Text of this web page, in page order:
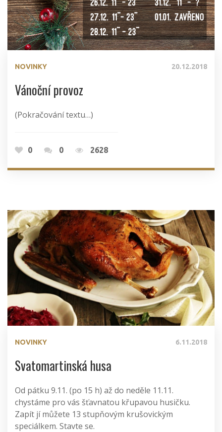
NOVINKY 20.12.2018
Vánoční provoz
(Pokračování textu…)
0 0 2628
NOVINKY 6.11.2018
Svatomartinská husa
Od pátku 9.11. (po 15 h) až do neděle 11.11.
chystáme pro vás šťavnatou křupavou husičku.
Zapít jí můžete 13 stupňovým krušovickým
speciálkem. Stavte se.